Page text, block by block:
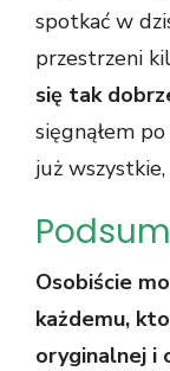
spotkać w
przestrzeni
się tak
sięgnąłem
już
Osobiście
każdemu,
oryginalnej i